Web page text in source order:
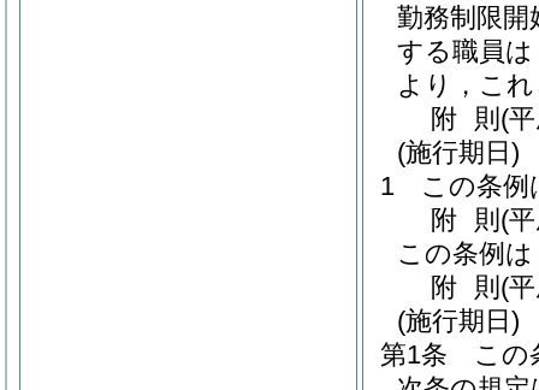
勤務制限
する職員
より，こ
附 則 (
(施行期日)
1
この条例
附 則 (
この条例
附 則 (
(施行期日)
第1条
この